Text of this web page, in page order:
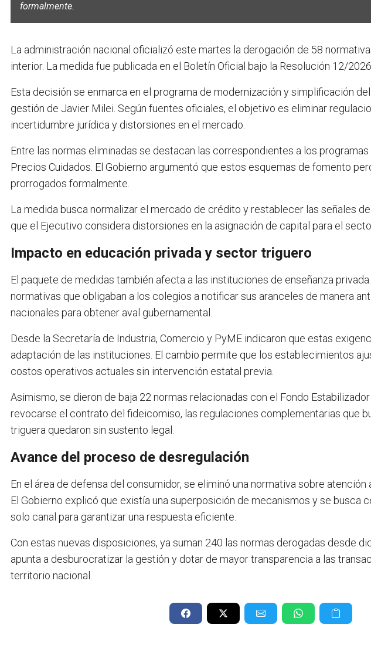
formalmente.
La administración nacional oficializó este martes la derogación de 58
interior. La medida fue publicada en el Boletín Oficial bajo la Resolución 12/
Esta decisión se enmarca en el programa de modernización y simplificación
gestión de Javier Milei. Según fuentes oficiales, el objetivo es eliminar
incertidumbre jurídica y distorsiones en el mercado.
Entre las normas eliminadas se destacan las correspondientes a los programas
Precios Cuidados. El Gobierno argumentó que estos esquemas de fomento
prorrogados formalmente.
La medida busca normalizar el mercado de crédito y restablecer las señales
que el Ejecutivo considera distorsiones en la asignación de capital para el
Impacto en educación privada y sector triguero
El paquete de medidas también afecta a las instituciones de enseñanza
normativas que obligaban a los colegios a notificar sus aranceles de manera
nacionales para obtener aval gubernamental.
Desde la Secretaría de Industria, Comercio y PyME indicaron que estas
adaptación de las instituciones. El cambio permite que los establecimientos
costos operativos actuales sin intervención estatal previa.
Asimismo, se dieron de baja 22 normas relacionadas con el Fondo Estabilizador
revocarse el contrato del fideicomiso, las regulaciones complementarias que
triguera quedaron sin sustento legal.
Avance del proceso de desregulación
En el área de defensa del consumidor, se eliminó una normativa sobre
El Gobierno explicó que existía una superposición de mecanismos y se busca
solo canal para garantizar una respuesta eficiente.
Con estas nuevas disposiciones, ya suman 240 las normas derogadas desde
apunta a desburocratizar la gestión y dotar de mayor transparencia a las
territorio nacional.